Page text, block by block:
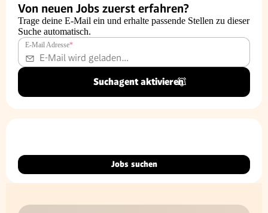
Von neuen Jobs zuerst erfahren?
Trage deine E-Mail ein und erhalte passende Stellen zu dieser
Suche automatisch.
E-Mail Adresse*
Suchagent aktivieren
Jobs suchen